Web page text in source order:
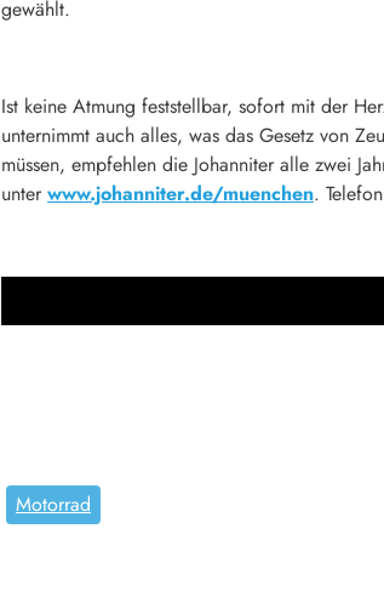
gewählt.
Ist keine Atmung feststellbar, sofort mit der
unternimmt auch alles, was das Gesetz von
müssen, empfehlen die Johanniter alle zwei
unter www.johanniter.de/muenchen.
Motorrad